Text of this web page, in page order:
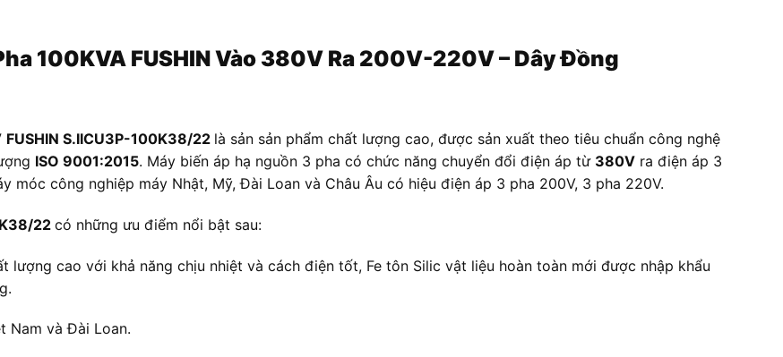
100KVA FUSHIN Vào 380V Ra 200V-220V – Dây Đồng
FUSHIN S.IICU3P-100K38/22 là sản sản phẩm chất lượng cao, được sản xuất theo tiêu chuẩn công nghệ
ISO 9001:2015. Máy biến áp hạ nguồn 3 pha có chức năng chuyển đổi điện áp từ 380V ra điện áp 3
móc công nghiệp máy Nhật, Mỹ, Đài Loan và Châu Âu có hiệu điện áp 3 pha 200V, 3 pha 220V.
22có những ưu điểm nổi bật sau:
lượng cao với khả năng chịu nhiệt và cách điện tốt, Fe tôn Silic vật liệu hoàn toàn mới được nhập khẩu
Nam và Đài Loan.